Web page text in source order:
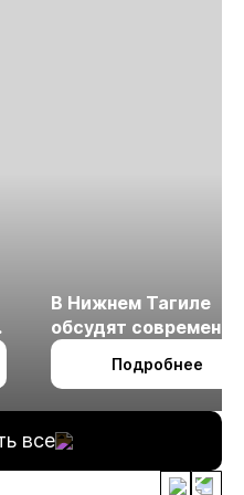
В Нижнем Тагиле
обсудят
технологии
измельчения
Подробнее
все